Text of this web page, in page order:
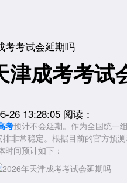
考考试会延期吗
津成考考试
26 13:28:05 阅读：
考预计不会延期。作为全国统一
非常稳定。根据目前的官方预测
间预计如下：